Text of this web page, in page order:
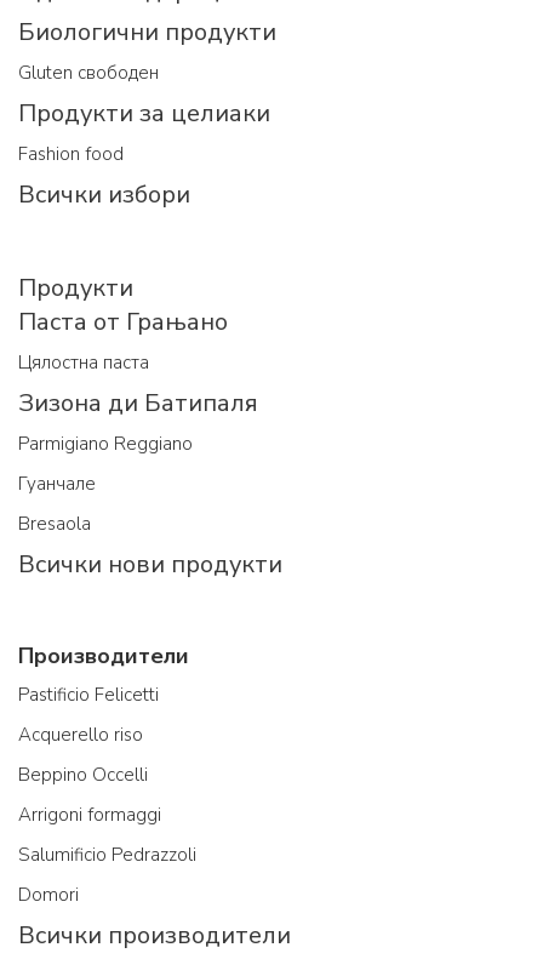
Биологични продукти
Gluten свободен
Продукти за целиаки
Fashion food
Всички избори
Продукти
Паста от Грањано
Цялостна паста
Зизона ди Батипаля
Parmigiano Reggiano
Гуанчале
Bresaola
Всички нови продукти
Производители
Pastificio Felicetti
Acquerello riso
Beppino Occelli
Arrigoni formaggi
Salumificio Pedrazzoli
Domori
Всички производители